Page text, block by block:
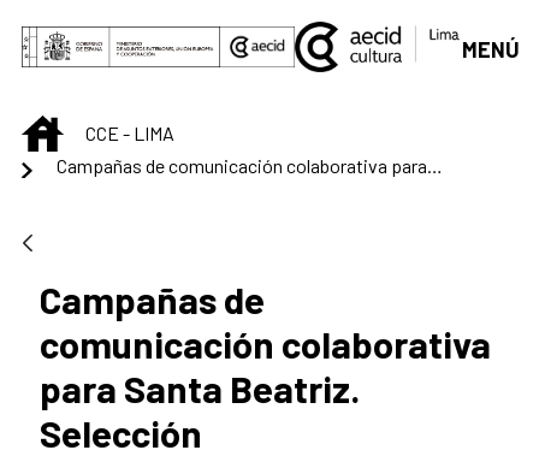
Saltar al contenido principal
MENÚ
INICIOCCE - LIMA
Campañas de comunicación colaborativa para Santa Beatriz. Selección
Campañas de
comunicación colaborativa
para Santa Beatriz.
Selección